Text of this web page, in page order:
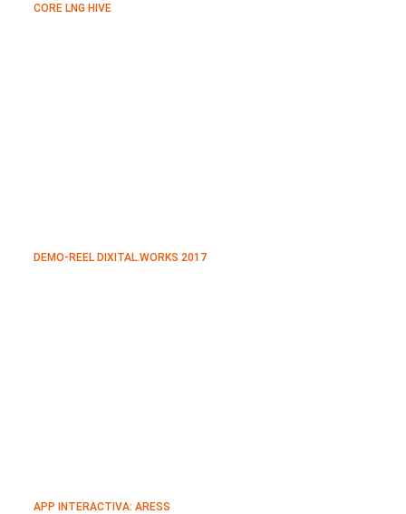
CORE LNG HIVE
DEMO-REEL DIXITAL.WORKS 2017
APP INTERACTIVA: ARESS